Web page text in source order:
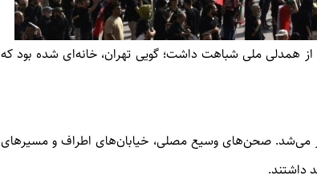
همدلی ملی شباهت داشت؛ گویی تهران، خانه‌ای شده بود که
صحن‌های وسیع مصلی، خیابان‌های اطراف و مسیرهای
داشتند.